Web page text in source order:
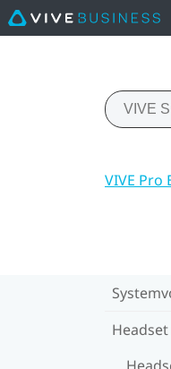
VIVE Pro